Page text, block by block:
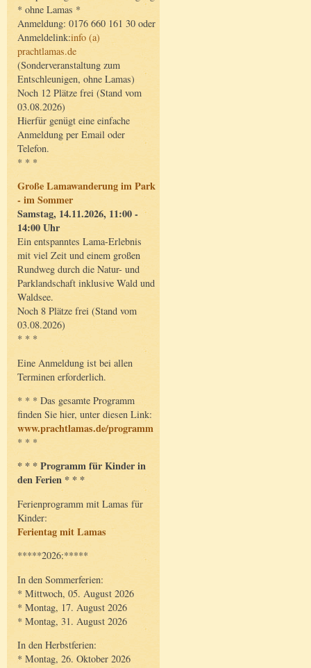
* ohne Lamas *
Anmeldung: 0176 660 161 30 oder
Anmeldelink:info (a)
prachtlamas.de
(Sonderveranstaltung zum
Entschleunigen, ohne Lamas)
Noch 12 Plätze frei (Stand vom
03.08.2026)
Hierfür genügt eine einfache
Anmeldung per Email oder
Telefon.
* * *
Große Lamawanderung im Park
- im Sommer
Samstag, 14.11.2026, 11:00 -
14:00 Uhr
Ein entspanntes Lama-Erlebnis
mit viel Zeit und einem großen
Rundweg durch die Natur- und
Parklandschaft inklusive Wald und
Waldsee.
Noch 8 Plätze frei (Stand vom
03.08.2026)
* * *
Eine Anmeldung ist bei allen
Terminen erforderlich.
* * * Das gesamte Programm
finden Sie hier, unter diesen Link:
www.prachtlamas.de/programm
* * *
* * * Programm für Kinder in
den Ferien * * *
Ferienprogramm mit Lamas für
Kinder:
Ferientag mit Lamas
*****2026:*****
In den Sommerferien:
* Mittwoch, 05. August 2026
* Montag, 17. August 2026
* Montag, 31. August 2026
In den Herbstferien:
* Montag, 26. Oktober 2026